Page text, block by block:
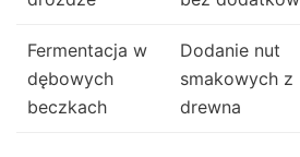
Fermentacja w
dębowych
beczkach
Dodanie nut
smakowych z
drewna